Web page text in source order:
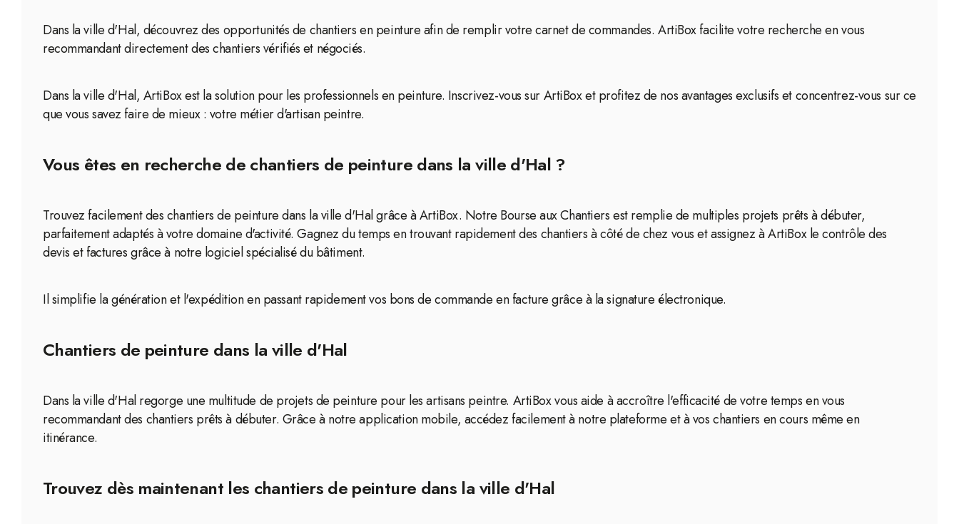
Dans la ville d'Hal, découvrez des opportunités de chantiers en peinture afin de remplir votre carnet de commandes. ArtiBox facilite votre recherche en vous
recommandant directement des chantiers vérifiés et négociés.
Dans la ville d'Hal, ArtiBox est la solution pour les professionnels en peinture. Inscrivez-vous sur ArtiBox et profitez de nos avantages exclusifs et concentrez-vous sur ce
que vous savez faire de mieux : votre métier d'artisan peintre.
Vous êtes en recherche de chantiers de peinture dans la ville d'Hal ?
Trouvez facilement des chantiers de peinture dans la ville d'Hal grâce à ArtiBox. Notre Bourse aux Chantiers est remplie de multiples projets prêts à débuter,
parfaitement adaptés à votre domaine d'activité. Gagnez du temps en trouvant rapidement des chantiers à côté de chez vous et assignez à ArtiBox le contrôle des
devis et factures grâce à notre logiciel spécialisé du bâtiment.
Il simplifie la génération et l'expédition en passant rapidement vos bons de commande en facture grâce à la signature électronique.
Chantiers de peinture dans la ville d'Hal
Dans la ville d'Hal regorge une multitude de projets de peinture pour les artisans peintre. ArtiBox vous aide à accroître l'efficacité de votre temps en vous
recommandant des chantiers prêts à débuter. Grâce à notre application mobile, accédez facilement à notre plateforme et à vos chantiers en cours même en
itinérance.
Trouvez dès maintenant les chantiers de peinture dans la ville d'Hal